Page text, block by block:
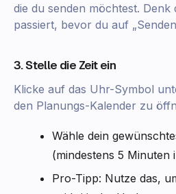
die du senden möchtest. Denk
passiert, bevor du auf
3. Stelle die Zeit ein
Klicke auf das Uhr-Symbol
den Planungs-Kalender zu
Wähle dein
(mindestens 5 Minuten
Pro-Tipp: Nutze das,